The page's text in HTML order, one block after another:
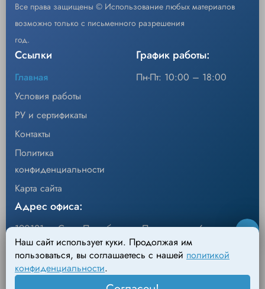
Все права защищены © Использование любых материалов
возможно только с письменного разрешения
год.
Ссылки
Главная
Условия работы
РУ и сертификаты
Контакты
Политика
конфиденциальности
Карта сайта
График работы:
Пн-Пт: 10:00 – 18:00
Адрес офиса:
190121, г. Санкт-Петербург, ул.Перевозная, 6
Адрес склада:
198095, г. Санкт-Петербург, Михайловский пер., д.4
Наш сайт использует куки. Продолжая им
пользоваться, вы соглашаетесь с нашей политикой
конфиденциальности.